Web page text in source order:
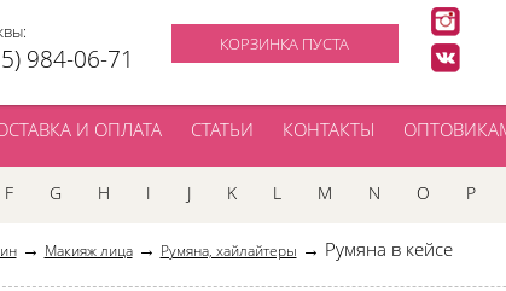
984-06-71
КОРЗИНКА ПУСТА
И ОПЛАТА СТАТЬИ КОНТАКТЫ
F G H I J K L M N O P
→ Макияж лица→ Румяна, хайлайтеры → Румяна в кейсе